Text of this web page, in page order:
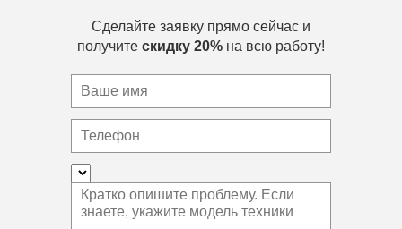
Сделайте заявку прямо сейчас и
получите скидку 20% на всю работу!